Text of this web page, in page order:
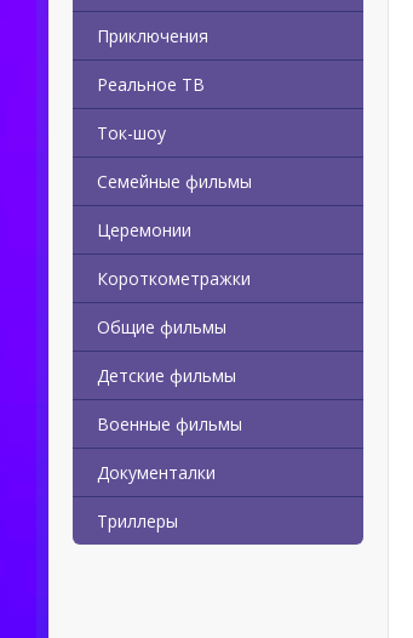
Приключения
Реальное ТВ
Ток-шоу
Семейные фильмы
Церемонии
Короткометражки
Общие фильмы
Детские фильмы
Военные фильмы
Документалки
Триллеры